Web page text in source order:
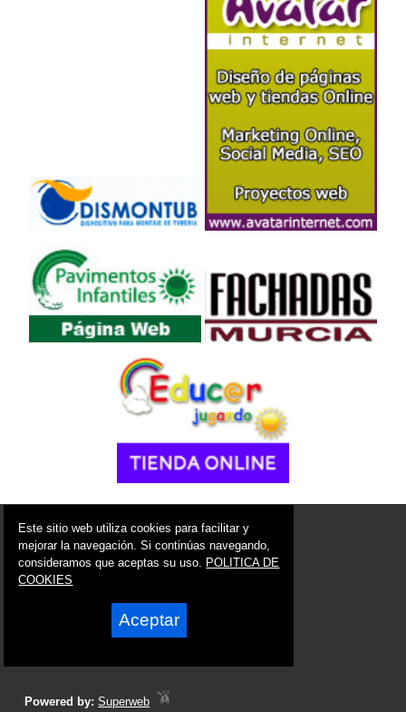
© 2006 - 2026 Portal de Alcantarilla Noticias
info@portaldealcantarilla.es
Síguenos en:
Powered by:Superweb
Este sitio web utiliza cookies para facilitar y
mejorar la navegación. Si continúas navegando,
consideramos que aceptas su uso. POLITICA DE
COOKIES
Aceptar